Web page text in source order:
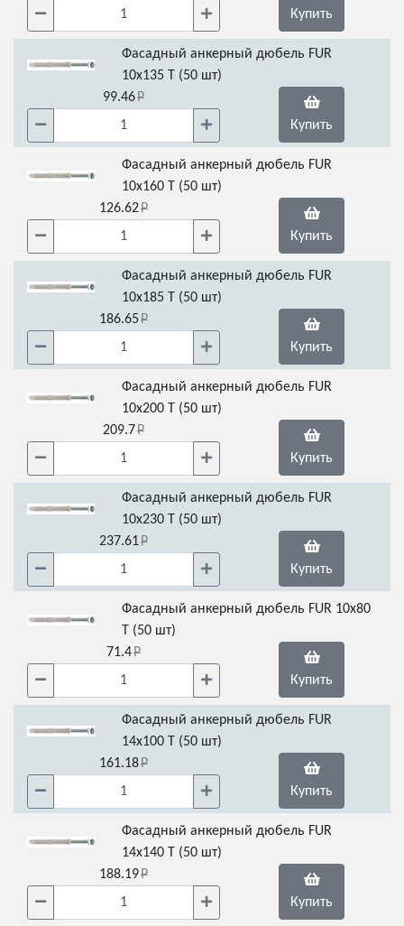
Купить
Фасадный анкерный дюбель FUR
10x135 Т (50 шт)
99.46
Купить
Фасадный анкерный дюбель FUR
10x160 Т (50 шт)
126.62
Купить
Фасадный анкерный дюбель FUR
10x185 Т (50 шт)
186.65
Купить
Фасадный анкерный дюбель FUR
10x200 Т (50 шт)
209.7
Купить
Фасадный анкерный дюбель FUR
10x230 Т (50 шт)
237.61
Купить
Фасадный анкерный дюбель FUR 10x80
Т (50 шт)
71.4
Купить
Фасадный анкерный дюбель FUR
14x100 Т (50 шт)
161.18
Купить
Фасадный анкерный дюбель FUR
14x140 Т (50 шт)
188.19
Купить